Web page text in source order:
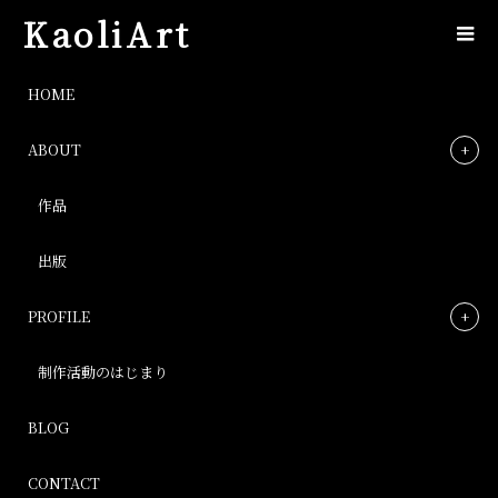
KaoliArt
HOME
ABOUT
作品
出版
PROFILE
制作活動のはじまり
BLOG
CONTACT
IMG_9921
Post